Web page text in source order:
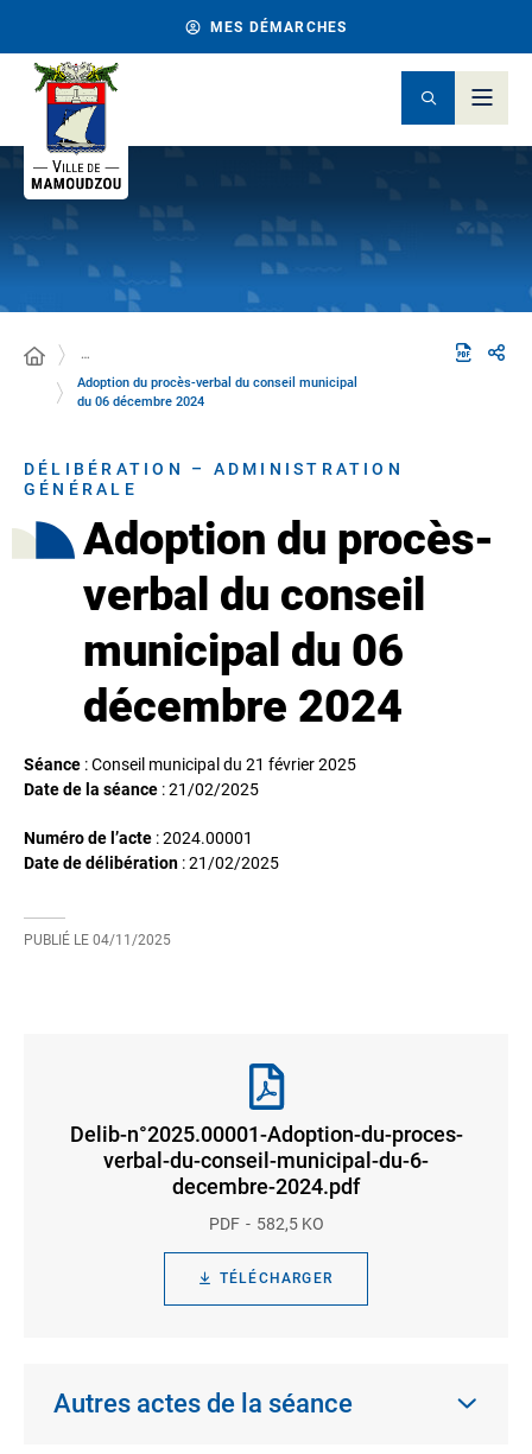
MES DÉMARCHES
…
Adoption du procès-verbal du conseil municipal
du 06 décembre 2024
DÉLIBÉRATION – ADMINISTRATION
GÉNÉRALE
Adoption du procès-
verbal du conseil
municipal du 06
décembre 2024
Séance : Conseil municipal du 21 février 2025
Date de la séance :21/02/2025
Numéro de l’acte : 2024.00001
Date de délibération :21/02/2025
PUBLIÉ LE 04/11/2025
Delib-n°2025.00001-Adoption-du-proces-
verbal-du-conseil-municipal-du-6-
decembre-2024.pdf
PDF 582,5 KO
TÉLÉCHARGER
Autres actes de la séance